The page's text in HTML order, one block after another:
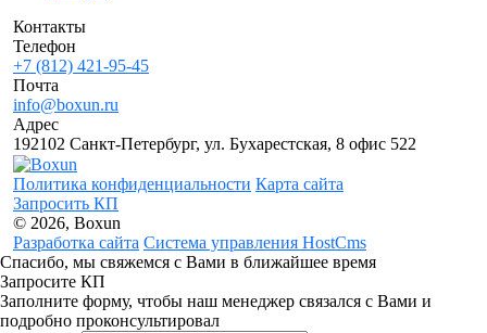
Политика конфиденциальности Карта сайта
Запросить КП
© 2026, Boxun
Разработка сайта Система управления HostCms
Контакты
Телефон
+7 (812) 421-95-45
Почта
info@boxun.ru
Адрес
192102 Санкт-Петербург, ул. Бухарестская, 8 офис 522
Спасибо, мы свяжемся с Вами в ближайшее время
Запросите КП
Заполните форму, чтобы наш менеджер связался с Вами и
подробно проконсультировал